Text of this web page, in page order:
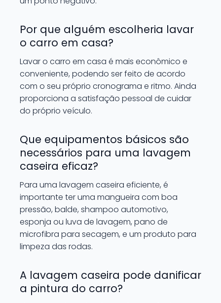
Por que alguém escolheria lavar
o carro em casa?
Lavar o carro em casa é mais econômico e
conveniente, podendo ser feito de acordo
com o seu próprio cronograma e ritmo. Ainda
proporciona a satisfação pessoal de cuidar
do próprio veículo.
Que equipamentos básicos são
necessários para uma lavagem
caseira eficaz?
Para uma lavagem caseira eficiente, é
importante ter uma mangueira com boa
pressão, balde, shampoo automotivo,
esponja ou luva de lavagem, pano de
microfibra para secagem, e um produto para
limpeza das rodas.
A lavagem caseira pode danificar
a pintura do carro?